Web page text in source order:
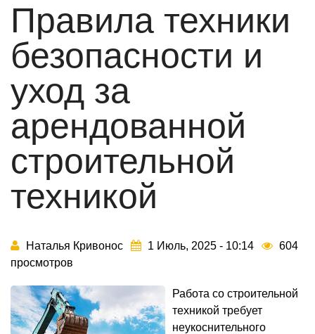
Правила техники
безопасности и
уход за
арендованной
строительной
техникой
Наталья Кривонос 1 Июль, 2025 - 10:14
604
просмотров
Работа со строительной
техникой требует
неукоснительного